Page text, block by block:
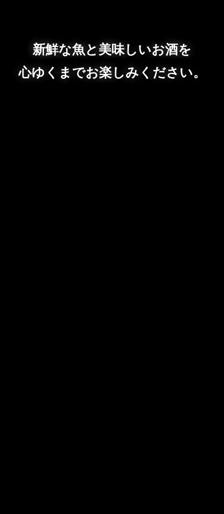
新鮮な魚と美味しいお酒を
心ゆくまでお楽しみください。